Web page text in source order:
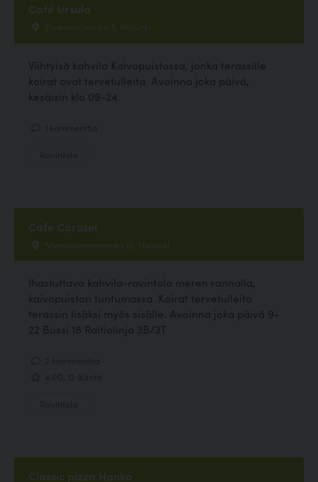
Café Ursula
Ehrenströmintie 3, Helsinki
Viihtyisä kahvila Kaivopuistossa, jonka terassille
koirat ovat tervetulleita. Avoinna joka päivä,
kesäisin klo 09-24.
Cafe Carusel
Merisatamanranta 10, Helsinki
Ihastuttava kahvila-ravintola meren rannalla,
kaivopuiston tuntumassa. Koirat tervetulleita
terassin lisäksi myös sisälle. Avoinna joka päivä 9-
22 Bussi 18 Raitiolinja 3B/3T
Classic pizza Hanko